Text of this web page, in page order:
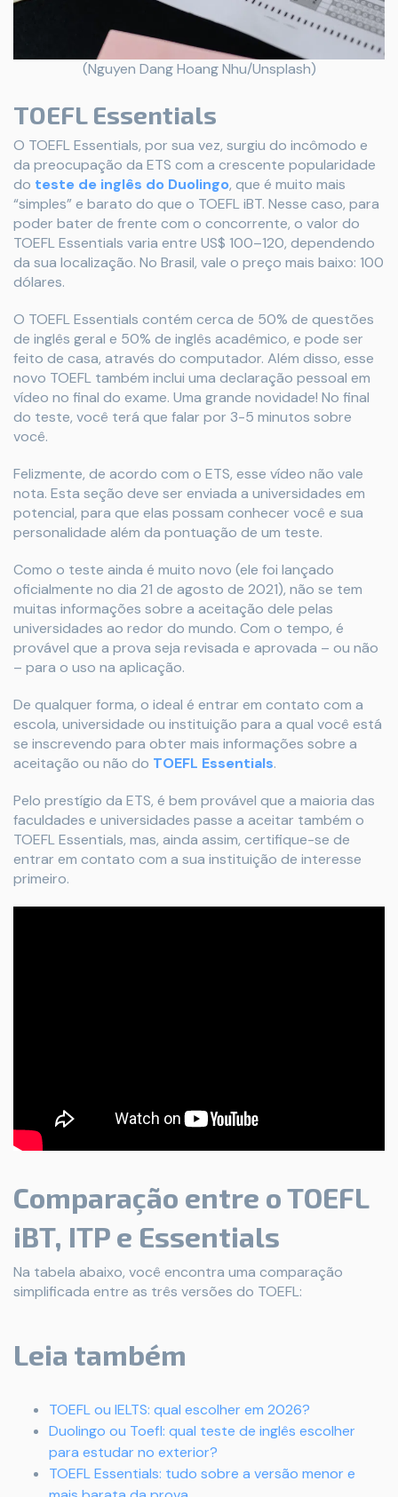
(Nguyen Dang Hoang Nhu/Unsplash)
TOEFL Essentials
O TOEFL Essentials, por sua vez, surgiu do incômodo e
da preocupação da ETS com a crescente popularidade
do teste de inglês do Duolingo, que é muito mais
“simples” e barato do que o TOEFL iBT. Nesse caso, para
poder bater de frente com o concorrente, o valor do
TOEFL Essentials varia entre US$ 100–120, dependendo
da sua localização. No Brasil, vale o preço mais baixo: 100
dólares.
O TOEFL Essentials contém cerca de 50% de questões
de inglês geral e 50% de inglês acadêmico, e pode ser
feito de casa, através do computador. Além disso, esse
novo TOEFL também inclui uma declaração pessoal em
vídeo no final do exame. Uma grande novidade! No final
do teste, você terá que falar por 3-5 minutos sobre
você.
Felizmente, de acordo com o ETS, esse vídeo não vale
nota. Esta seção deve ser enviada a universidades em
potencial, para que elas possam conhecer você e sua
personalidade além da pontuação de um teste.
Como o teste ainda é muito novo (ele foi lançado
oficialmente no dia 21 de agosto de 2021), não se tem
muitas informações sobre a aceitação dele pelas
universidades ao redor do mundo. Com o tempo, é
provável que a prova seja revisada e aprovada – ou não
– para o uso na aplicação.
De qualquer forma, o ideal é entrar em contato com a
escola, universidade ou instituição para a qual você está
se inscrevendo para obter mais informações sobre a
aceitação ou não do TOEFL Essentials.
Pelo prestígio da ETS, é bem provável que a maioria das
faculdades e universidades passe a aceitar também o
TOEFL Essentials, mas, ainda assim, certifique-se de
entrar em contato com a sua instituição de interesse
primeiro.
Comparação entre o TOEFL
iBT, ITP e Essentials
Na tabela abaixo, você encontra uma comparação
simplificada entre as três versões do TOEFL:
Leia também
TOEFL ou IELTS: qual escolher em 2026?
Duolingo ou Toefl: qual teste de inglês escolher
para estudar no exterior?
TOEFL Essentials: tudo sobre a versão menor e